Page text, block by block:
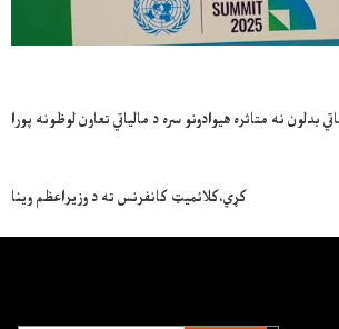
بدلون نه متاثره هيوادونو سره د مالياتي تعاون لوظونه پورا
کړي،کلائميټ کانفرنس ته د وزيراعظم وينا